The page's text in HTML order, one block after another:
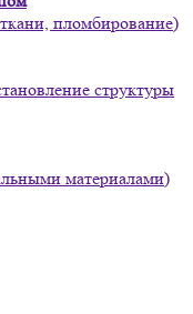
пломбирование)
структуры
материалами)